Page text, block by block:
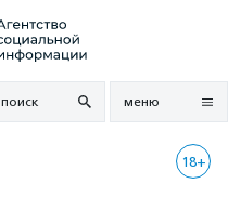
поиск меню
18+